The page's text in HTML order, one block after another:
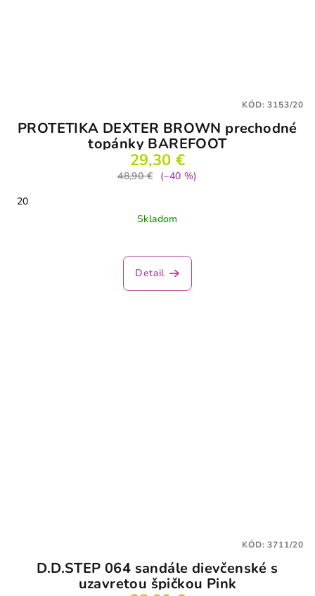
PROTETIKA DEXTER BROWN prechodné
topánky BAREFOOT
29,30 €
48,90 €
(–40 %)
20
Skladom
Detail
KÓD:3153/20
D.D.STEP 064 sandále dievčenské s
uzavretou špičkou Pink
KÓD:3711/20